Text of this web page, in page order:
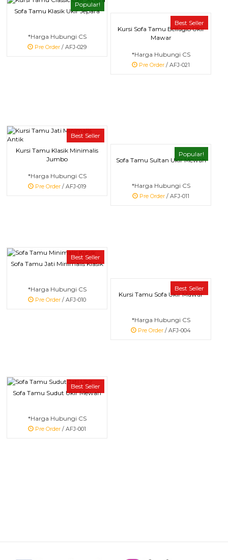
Popular!
Sofa Tamu Klasik Ukir Jepara
*Harga Hubungi CS
Pre Order / AFJ-029
Best Seller
Kursi Sofa Tamu Bellagio Ukir
Mawar
*Harga Hubungi CS
Pre Order / AFJ-021
Best Seller
Kursi Tamu Klasik Minimalis
Jumbo
*Harga Hubungi CS
Pre Order / AFJ-019
Popular!
Sofa Tamu Sultan Ukir Mewah
*Harga Hubungi CS
Pre Order / AFJ-011
Best Seller
Sofa Tamu Jati Minimalis Klasik
*Harga Hubungi CS
Pre Order / AFJ-010
Best Seller
Kursi Tamu Sofa Ukir Mawar
*Harga Hubungi CS
Pre Order / AFJ-004
Best Seller
Sofa Tamu Sudut Ukir Mewah
*Harga Hubungi CS
Pre Order / AFJ-001